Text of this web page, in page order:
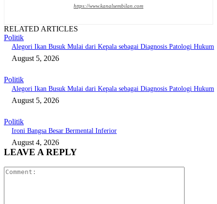
https://www.kanalsembilan.com
RELATED ARTICLES
Politik
Alegori Ikan Busuk Mulai dari Kepala sebagai Diagnosis Patologi Hukum
August 5, 2026
Politik
Alegori Ikan Busuk Mulai dari Kepala sebagai Diagnosis Patologi Hukum
August 5, 2026
Politik
Ironi Bangsa Besar Bermental Inferior
August 4, 2026
LEAVE A REPLY